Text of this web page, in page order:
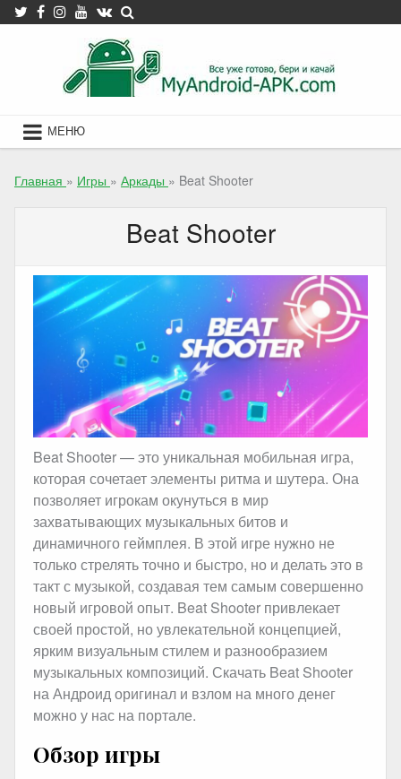
Skip
to
МЕНЮ
Главная » Игры » Аркады » Beat Shooter
Beat Shooter
Beat Shooter — это уникальная мобильная игра,
которая сочетает элементы ритма и шутера. Она
позволяет игрокам окунуться в мир
захватывающих музыкальных битов и
динамичного геймплея. В этой игре нужно не
только стрелять точно и быстро, но и делать это в
такт с музыкой, создавая тем самым совершенно
новый игровой опыт. Beat Shooter привлекает
своей простой, но увлекательной концепцией,
ярким визуальным стилем и разнообразием
музыкальных композиций. Скачать Beat Shooter
на Андроид оригинал и взлом на много денег
можно у нас на портале.
Обзор игры